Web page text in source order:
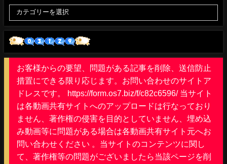
お客様からの要望、問題がある記事を削除、送信防止
措置にできる限り応じます。お問い合わせのサイトア
ドレスです。 https://form.os7.biz/f/c82c6596/ 当サイト
は各動画共有サイトへのアップロードは行なっており
ません、著作権の侵害を目的としていません、埋め込
み動画等に問題がある場合は各動画共有サイト元へお
問い合わせください 。当サイトのコンテンツに関し
て、著作権等の問題がございましたら当該ページを削